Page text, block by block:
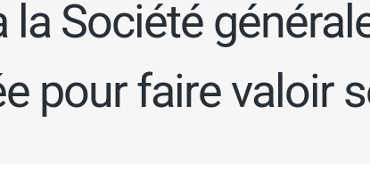
Société
pour faire valoir